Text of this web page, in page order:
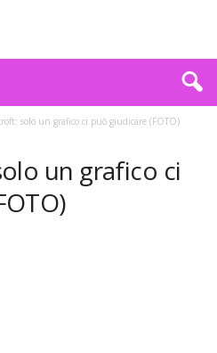
solo un grafico ci può giudicare (FOTO)
un grafico ci